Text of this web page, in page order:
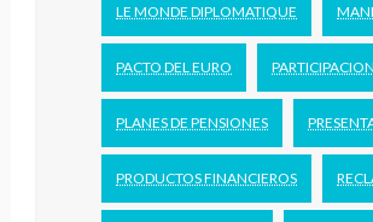
LE MONDE DIPLOMATIQUE
PACTO DEL EURO
PLANES DE PENSIONES
PRODUCTOS FINANCIEROS